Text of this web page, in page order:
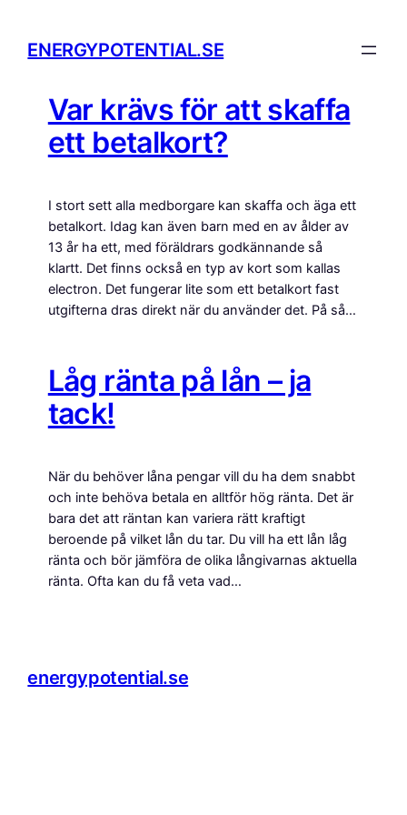
ENERGYPOTENTIAL.SE
Var krävs för att skaffa
ett betalkort?
I stort sett alla medborgare kan skaffa och äga ett
betalkort. Idag kan även barn med en av ålder av
13 år ha ett, med föräldrars godkännande så
klartt. Det finns också en typ av kort som kallas
electron. Det fungerar lite som ett betalkort fast
utgifterna dras direkt när du använder det. På så…
Låg ränta på lån – ja
tack!
När du behöver låna pengar vill du ha dem snabbt
och inte behöva betala en alltför hög ränta. Det är
bara det att räntan kan variera rätt kraftigt
beroende på vilket lån du tar. Du vill ha ett lån låg
ränta och bör jämföra de olika långivarnas aktuella
ränta. Ofta kan du få veta vad…
energypotential.se